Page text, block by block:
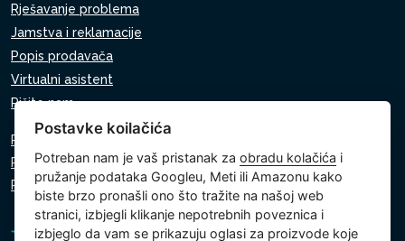
Rješavanje problema
Jamstva i reklamacije
Popis prodavača
Virtualni asistent
Pišite nam
Pravila o zaštiti osobnih podataka
Pravila o korištenju kolačića
Postavke kolačića
Postavke koilačića
Potreban nam je vaš pristanak zaobradu kolačića i
pružanje podataka Googleu, Meti ili Amazonu kako
biste brzo pronašli ono što tražite na našoj web
stranici, izbjegli klikanje nepotrebnih poveznica i
izbjeglo da vam se prikazuju oglasi za proizvode koje